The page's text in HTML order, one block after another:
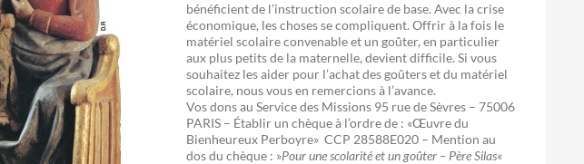
bénéficient de l’instruction scolaire de base. Avec la crise
économique, les choses se compliquent. Offrir à la fois le
matériel scolaire convenable et un goûter, en particulier
aux plus petits de la maternelle, devient difficile. Si vous
souhaitez les aider pour l’achat des goûters et du matériel
scolaire, nous vous en remercions à l’avance.
Vos dons au Service des Missions 95 rue de Sèvres – 75006
PARIS – Établir un chèque à l’ordre de : «Œuvre du
Bienheureux Perboyre» CCP 28588E020 – Mention au
dos du chèque : »Pour une scolarité et un goûter – Père Silas«